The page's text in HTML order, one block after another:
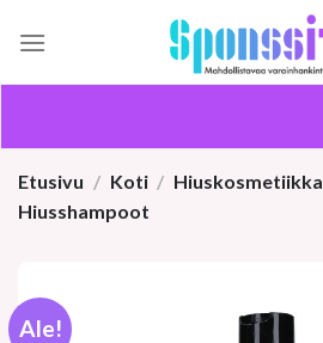
Etusivu / Koti / Hiuskosmetiikka
Hiusshampoot
Ale!